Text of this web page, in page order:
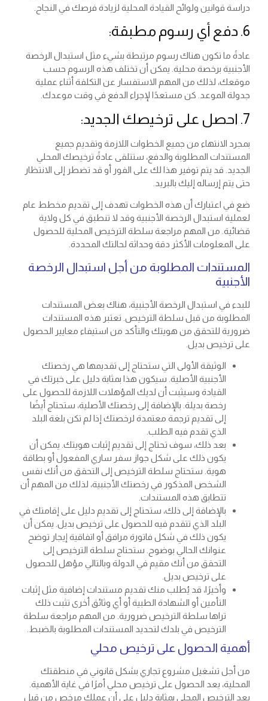
دراسة قوانين ولوائح القيادة المحلية لزيادة فرصك في النجاح.
6. دفع أي رسوم مطبقة:
عادةً ما تكون هناك رسوم مرتبطة بشيء مثل استبدال الرخصة
الأجنبية برخصة محلية. يمكن أن تختلف هذه الرسوم حسب
موقعك، لذلك من المهم الاستفسار عن التكلفة أثناء عملية
جدولة الموعد. كن مستعدًا لإجراء الدفع في وقت موعدك.
7. احصل على ترخيصك الجديد:
بمجرد الانتهاء من جميع الخطوات اللازمة وتقديم جميع
المستندات المطلوبة والدفع، ستتلقى عادةً ترخيصك المحلي
الجديد. قد يتم توفير هذا لك على الفور أو قد تضطر إلى الانتظار
حتى يتم إرساله إليك بالبريد.
ضع في اعتبارك أن هذه الخطوات تهدف إلى تقديم مخطط عام
لعملية استبدال الرخصة الأجنبية وقد لا تنطبق في كل ولاية
قضائية. من المهم مراجعة سلطة الترخيص المحلية للحصول
على المعلومات الأكثر دقة وحداثة لحالتك المحددة.
المستندات المطلوبة من أجل استبدال الرخصة
الأجنبية
للبدء في استبدال الرخصة الأجنبية، هناك بعض المستندات
المطلوبة من قبل سلطة الترخيص. تعتبر هذه المستندات
ضرورية للتحقق من هويتك والتأكد من استيفاء معايير الحصول
على ترخيص بديل.
الوثيقة الأولى التي ستحتاج إلى تقديمها هي رخصتك
الأجنبية الأصلية. سيكون هذا بمثابة دليل على خبرتك في
القيادة وسيثبت أن لديك المؤهلات اللازمة للحصول على
رخصة بديلة. بالإضافة إلى رخصتك الأصلية، ستحتاج أيضًا
إلى تقديم ترجمة معتمدة لرخصتك إذا لم تكن بلغة البلد
الذي تقدم فيه الطلب.
بعد ذلك، سوف تحتاج إلى تقديم إثبات هويتك. يمكن أن
يكون ذلك على شكل جواز سفر ساري المفعول أو بطاقة
هوية. ستحتاج سلطة الترخيص إلى التحقق من أنك نفس
الشخص المذكور في رخصتك الأجنبية، لذلك من المهم أن
تتطابق هذه المستندات.
بالإضافة إلى ذلك، ستحتاج إلى تقديم دليل على إقامتك في
البلد الذي تتقدم فيه للحصول على ترخيص بديل. يمكن أن
يكون ذلك في شكل فاتورة مرافق أو اتفاقية إيجار توضح
عنوانك الحالي بوضوح. ستحتاج سلطة الترخيص إلى
التحقق من أنك مقيم في الدولة وبالتالي مؤهل للحصول
على ترخيص بديل.
وأخيرًا، قد يُطلب منك تقديم مستندات إضافية مثل إثبات
التأمين أو الشهادة الطبية أو أي وثائق أخرى تثبت ذلك
تراها سلطة الترخيص ضرورية. من المهم مراجعة سلطة
الترخيص في بلدك لتحديد المستندات المطلوبة بالضبط.
أهمية الحصول على ترخيص محلي
من أجل تشغيل مشروع تجاري بشكل قانوني في منطقتك
المحلية، يعد الحصول على ترخيص محلي أمرًا في غاية الأهمية.
يعد الترخيص المحلي بمثابة دليل على أن عملك مرخص من قبل